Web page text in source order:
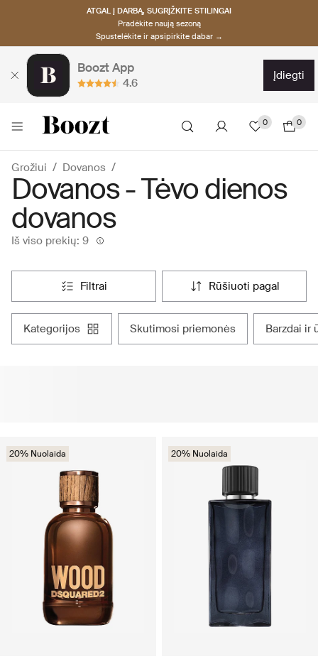
ATGAL Į DARBĄ, SUGRĮŽKITE STILINGAI
Pradėkite naują sezoną
Spustelėkite ir apsipirkite dabar →
Boozt App
4.6
įdiegti
0 0
Grožiui Dovanos
Dovanos - Tėvo dienos
dovanos
Iš viso prekių: 9
filtrai rūšiuoti pagal
kategorijos skutimosi priemonės barzdai ir
20% Nuolaida 20% Nuolaida